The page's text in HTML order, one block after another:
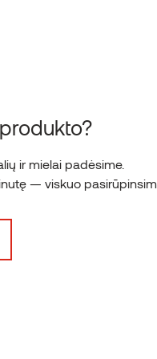
ir mielai padėsime.
— viskuo